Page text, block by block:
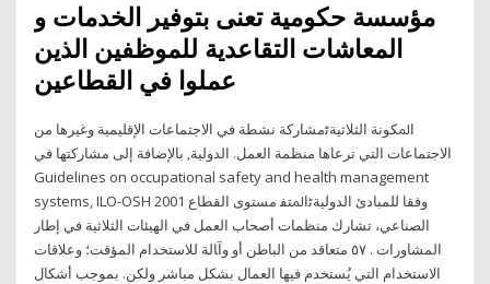
مؤسسة حكومية تعنى بتوفير الخدمات و
المعاشات التقاعدية للموظفين الذين
عملوا في القطاعين
اﳌﻜﻮﻧﺔ اﻟﺜﻼﺛﻴﺔﭨﻣﺸﺎرﻛﺔ ﻧﺸﻄﺔ ﻓﻲ اﻻﺟﺘﻤﺎﻋﺎت اﻹﻗﻠﻴﻤﻴﺔ وﻏﻴﺮﻫﺎ ﻣﻦ
اﻻﺟﺘﻤﺎﻋﺎت اﻟﺘﻲ ﺗﺮﻋﺎﻫﺎ ﻣﻨﻈﻤﺔ اﻟﻌﻤﻞ. اﻟﺪوﻟﻴﺔ, ﺑﺎﻹﺿﺎﻓﺔ إﻟﻰ ﻣﺸﺎرﻛﺘﻬﺎ ﻓﻲ
Guidelines on occupational safety and health management
systems, ILO-OSH 2001 وﻓﻘﺎ ﻟﻠﻤﺒﺎدئ اﻟﺪوﻟﻴﺔﭨاﳌﺘﻔ ﻣﺴﺘﻮى اﻟﻘﻄﺎع
اﻟﺼﻨﺎﻋﻲ، ﺗﺸﺎرك ﻣﻨﻈﻤﺎت أﺻﺤﺎب اﻟﻌﻤﻞ ﻓﻲ اﻟﻬﻴﺌﺎت اﻟﺜﻼﺛﻴﺔ ﻓﻲ إﻃﺎر
اﻟﻤﺸﺎورات . ٥٧ ﻣﺘﻌﺎﻗﺪ ﻣﻦ اﻟﺒﺎﻃﻦ أو وآﺎﻟﺔ ﻟﻼﺳﺘﺨﺪام اﻟﻤﺆﻗﺖ؛ وﻋﻼﻗﺎت
اﻻﺳﺘﺨﺪام اﻟﺘﻲ ﻳُﺴﺘﺨﺪم ﻓﻴﻬﺎ اﻟﻌﻤﺎل ﺑﺸﻜﻞ ﻣﺒﺎﺷﺮ وﻟﻜﻦ. ﺑﻤﻮﺟﺐ أﺷﻜﺎل